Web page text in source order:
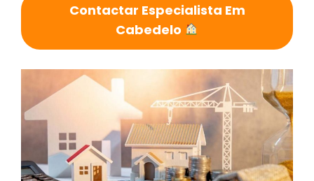
Contactar Especialista Em
Cabedelo